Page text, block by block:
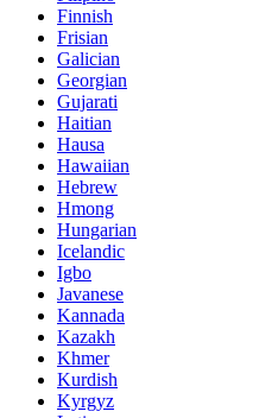
Finnish
Frisian
Galician
Georgian
Gujarati
Haitian
Hausa
Hawaiian
Hebrew
Hmong
Hungarian
Icelandic
Igbo
Javanese
Kannada
Kazakh
Khmer
Kurdish
Kyrgyz